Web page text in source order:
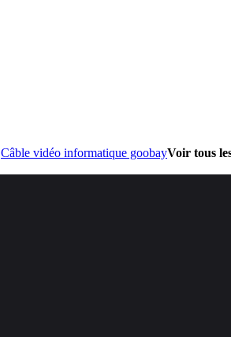
Câble vidéo informatique goobayVoir tous